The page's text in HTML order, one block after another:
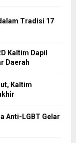
Tradisi 17
Kaltim Dapil
Daerah
Kaltim
Anti-LGBT Gelar